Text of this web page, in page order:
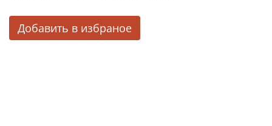
Добавить в избраное